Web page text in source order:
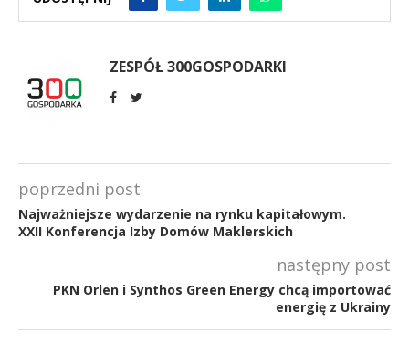
ZESPÓŁ 300GOSPODARKI
poprzedni post
Najważniejsze wydarzenie na rynku kapitałowym.
XXII Konferencja Izby Domów Maklerskich
następny post
PKN Orlen i Synthos Green Energy chcą importować
energię z Ukrainy